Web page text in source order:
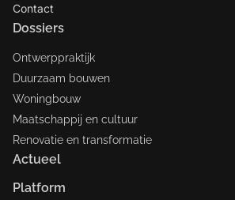
Contact
Dossiers
Ontwerppraktijk
Duurzaam bouwen
Woningbouw
Maatschappij en cultuur
Renovatie en transformatie
Actueel
Platform